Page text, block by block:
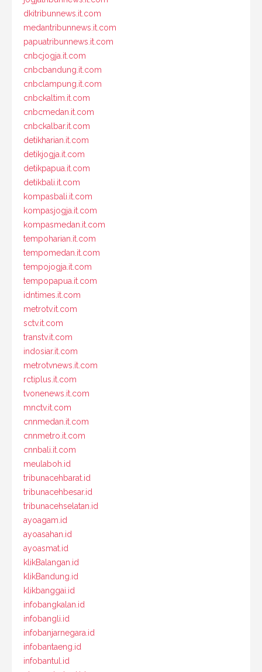
dkitribunnews.it.com
medantribunnews.it.com
papuatribunnews.it.com
cnbcjogja.it.com
cnbcbandung.it.com
cnbclampung.it.com
cnbckaltim.it.com
cnbcmedan.it.com
cnbckalbar.it.com
detikharian.it.com
detikjogja.it.com
detikpapua.it.com
detikbali.it.com
kompasbali.it.com
kompasjogja.it.com
kompasmedan.it.com
tempoharian.it.com
tempomedan.it.com
tempojogja.it.com
tempopapua.it.com
idntimes.it.com
metrotv.it.com
sctv.it.com
transtv.it.com
indosiar.it.com
metrotvnews.it.com
rctiplus.it.com
tvonenews.it.com
mnctv.it.com
cnnmedan.it.com
cnnmetro.it.com
cnnbali.it.com
meulaboh.id
tribunacehbarat.id
tribunacehbesar.id
tribunacehselatan.id
ayoagam.id
ayoasahan.id
ayoasmat.id
klikBalangan.id
klikBandung.id
klikbanggai.id
infobangkalan.id
infobangli.id
infobanjarnegara.id
infobantaeng.id
infobantul.id